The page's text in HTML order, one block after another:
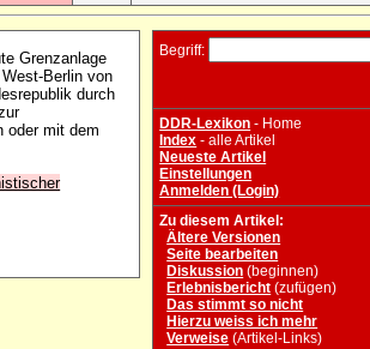
Grenzanlage
Berlin von
durch
oder mit dem
Begriff:
DDR-Lexikon - Home
Index - alle Artikel
Neueste Artikel
Einstellungen
Anmelden (Login)
Zu diesem Artikel:
Ältere Versionen
Seite bearbeiten
Diskussion (beginnen)
Erlebnisbericht (zufügen)
Das stimmt so nicht
Hierzu weiss ich mehr
Verweise (Artikel-Links)